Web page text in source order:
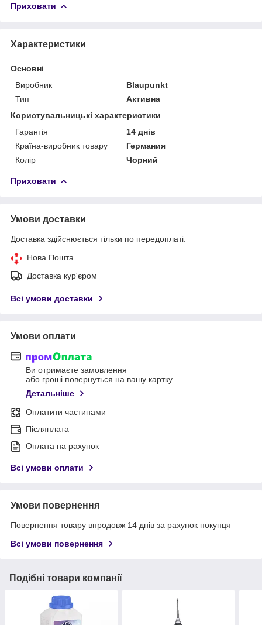
Приховати
Характеристики
Основні
Виробник
Blaupunkt
Тип
Активна
Користувальницькі характеристики
Гарантія
14 днів
Країна-виробник товару
Германия
Колір
Чорний
Приховати
Умови доставки
Доставка здійснюється тільки по передоплаті.
Нова Пошта
Доставка кур'єром
Всі умови доставки
Умови оплати
Ви отримаєте замовлення
або гроші повернуться на вашу картку
Детальніше
Оплатити частинами
Післяплата
Оплата на рахунок
Всі умови оплати
Умови повернення
Повернення товару впродовж 14 днів за рахунок покупця
Всі умови повернення
Подібні товари компанії